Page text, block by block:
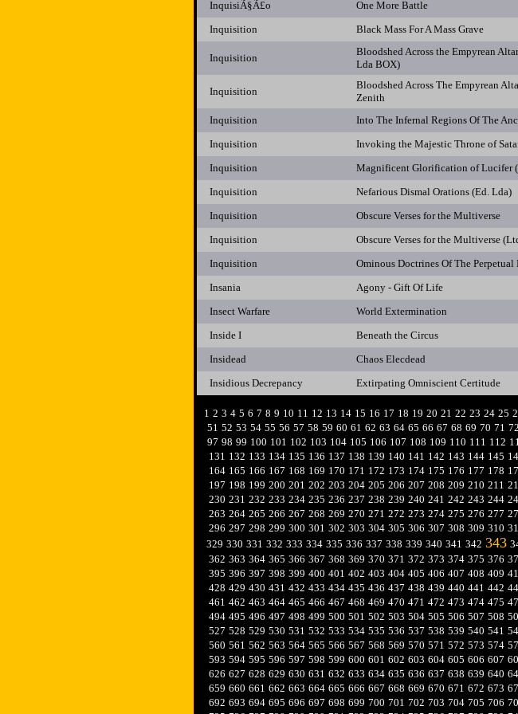
InquisiÃ§Ã£o
One More Battle
Inquisition
Black Mass For A Mass Grave
Inquisition
Bloodshed Across the Empyrean
Lda BOX)
Inquisition
Bloodshed Across The Empyrean
Zenith
Inquisition Into The Infernal Regions Of The
Inquisition
Invoking the Majestic Throne of
Inquisition
Magnificent Glorification of Lucifer
Inquisition
Nefarious Dismal Orations (Ed. Lda)
Inquisition
Obscure Verses for the Multiverse
Inquisition
Obscure Verses for the Multiverse
Inquisition
Ominous Doctrines Of The Perpetual
Insania
Agony - Gift Of Life
Insect Warfare
World Extermination
Inside I
Beneath the Circus
Insidead
Chaos Elecdead
Insidious Decrepancy
Extirpating Omniscient Certitude
1 2 3 4 5 6 7 8 9 10 11 12 13 14 15 16 17 18 19 20 21 22 23 24 25
51 52 53 54 55 56 57 58 59 60 61 62 63 64 65 66 67 68 69 70 71 72
97 98 99 100 101 102 103 104 105 106 107 108 109 110 111 112
131 132 133 134 135 136 137 138 139 140 141 142 143 144 145
164 165 166 167 168 169 170 171 172 173 174 175 176 177 178
197 198 199 200 201 202 203 204 205 206 207 208 209 210 211
230 231 232 233 234 235 236 237 238 239 240 241 242 243 244
263 264 265 266 267 268 269 270 271 272 273 274 275 276 277
296 297 298 299 300 301 302 303 304 305 306 307 308 309 310
329 330 331 332 333 334 335 336 337 338 339 340 341 342 343
362 363 364 365 366 367 368 369 370 371 372 373 374 375 376
395 396 397 398 399 400 401 402 403 404 405 406 407 408 409
428 429 430 431 432 433 434 435 436 437 438 439 440 441 442
461 462 463 464 465 466 467 468 469 470 471 472 473 474 475
494 495 496 497 498 499 500 501 502 503 504 505 506 507 508
527 528 529 530 531 532 533 534 535 536 537 538 539 540 541
560 561 562 563 564 565 566 567 568 569 570 571 572 573 574
593 594 595 596 597 598 599 600 601 602 603 604 605 606 607
626 627 628 629 630 631 632 633 634 635 636 637 638 639 640
659 660 661 662 663 664 665 666 667 668 669 670 671 672 673
692 693 694 695 696 697 698 699 700 701 702 703 704 705 706